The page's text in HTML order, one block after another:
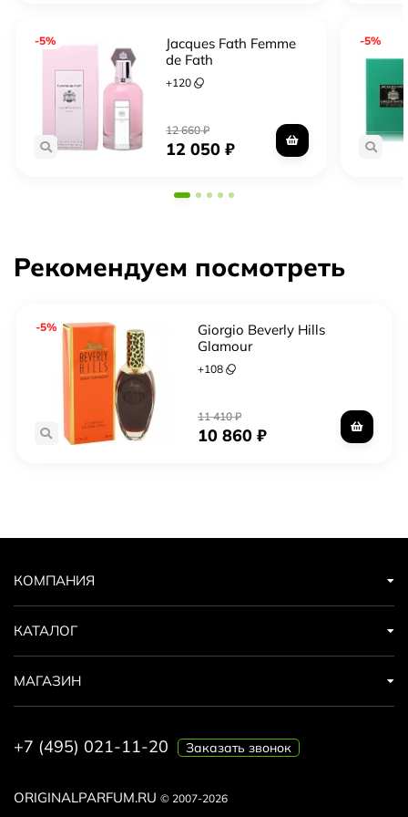
-5%
Jacques Fath Femme
de Fath
+120
12 660₽
12 050₽
-5%
Рекомендуем посмотреть
-5%
Giorgio Beverly Hills
Glamour
+108
11 410₽
10 860 ₽
ORIGINALPARFUM.RU © 2007-2026
КОМПАНИЯ
КАТАЛОГ
МАГАЗИН
+7 (495) 021-11-20 Заказать звонок